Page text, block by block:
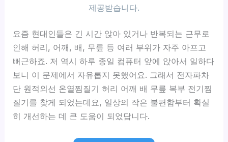
요즘 현대인들은 긴 시간 앉아 있거나 반복되는 근무로
인해 허리, 어깨, 배, 무릎 등 여러 부위가 자주 아프고
뻐근하죠. 저 역시 하루 종일 컴퓨터 앞에 앉아서 일하다
보니 이 문제에서 자유롭지 못했어요. 그래서 전자파차
단 원적외선 온열찜질기 허리 어깨 배 무릎 복부 전기찜
질기를 찾게 되었는데요, 일상의 작은 불편함부터 확실
히 개선하는 데 큰 도움이 되었답니다.